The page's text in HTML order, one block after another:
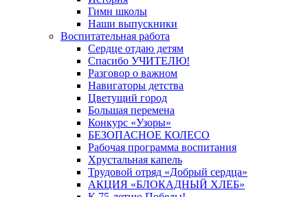
Гимн школы
Наши выпускники
Воспитательная работа
Сердце отдаю детям
Спасибо УЧИТЕЛЮ!
Разговор о важном
Навигаторы детства
Цветущий город
Большая перемена
Конкурс «Узоры»
БЕЗОПАСНОЕ КОЛЕСО
Рабочая программа воспитания
Хрустальная капель
Трудовой отряд «Добрый сердца»
АКЦИЯ «БЛОКАДНЫЙ ХЛЕБ»